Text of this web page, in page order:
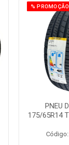
% PROMOÇÃO
PNEU
175/65R14